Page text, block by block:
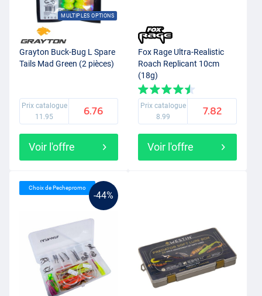
MULTIPLES OPTIONS
Grayton Buck-Bug L Spare
Tails Mad Green (2 pièces)
Prix catalogue
11.95
6.76
Voir l'offre
Fox Rage Ultra-Realistic
Roach Replicant 10cm
(18g)
Prix catalogue
8.99
7.82
Voir l'offre
-44%
Choix de Pechepromo